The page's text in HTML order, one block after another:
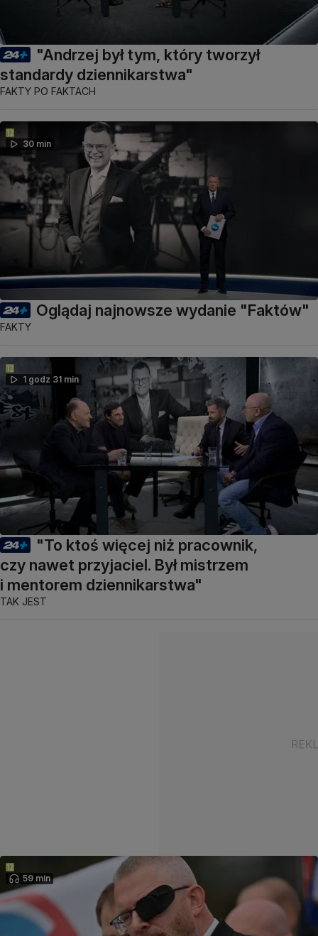
"Andrzej był tym, który tworzył
standardy dziennikarstwa"
FAKTY PO FAKTACH
30 min
Oglądaj najnowsze wydanie "Faktów"
FAKTY
1 godz 31 min
"To ktoś więcej niż pracownik,
czy nawet przyjaciel. Był mistrzem
i mentorem dziennikarstwa"
TAK JEST
59 min